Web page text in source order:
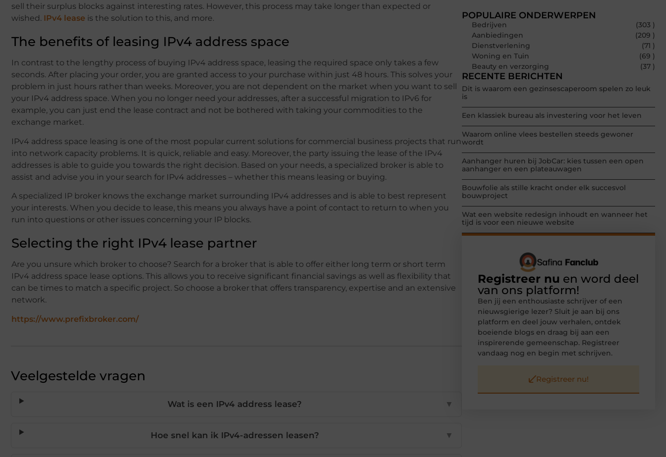
sell their surplus blocks against interesting rates. However, this process may take longer than expected or
wished. IPv4 lease is the solution to this, and more.
The benefits of leasing IPv4 address space
In contrast to the lengthy process of buying IPv4 address space, leasing the required space only takes a few
seconds. After placing your order, you are granted access to your purchase within just 48 hours. This solves your
problem in just hours rather than weeks. Moreover, you are not dependent on the market when you want to sell
your IPv4 address space. When you no longer need your addresses, after a successful migration to IPv6 for
example, you can just end the lease contract and not be bothered with taking your commodities to the
exchange market.
IPv4 address space leasing is one of the most popular current solutions for commercial business projects that run
into network capacity problems. It is quick, reliable and easy. Moreover, the party issuing the lease of the IPv4
addresses is able to guide you towards the right decision. Based on your needs, a specialized broker is able to
assist and advise you in your search for IPv4 addresses – whether this means leasing or buying.
A specialized IP broker knows the exchange market surrounding IPv4 addresses and is able to best represent
your interests. When you decide to lease, this means you always have a point of contact to return to when you
run into questions or other issues concerning your IP blocks.
Selecting the right IPv4 lease partner
Are you unsure which broker to choose? Search for a broker that is able to offer either long term or short term
IPv4 address space lease options. This allows you to receive significant financial savings as well as flexibility that
can be times to match a specific project. So choose a broker that offers transparency, expertise and an extensive
network.
https://www.prefixbroker.com/
Veelgestelde vragen
Wat is een IPv4 address lease? ▼
Hoe snel kan ik IPv4-adressen leasen? ▼
POPULAIRE ONDERWERPEN
Bedrijven
(303 )
Aanbiedingen
(209 )
Dienstverlening
(71 )
Woning en Tuin
(69 )
Beauty en verzorging
(37 )
RECENTE BERICHTEN
Dit is waarom een gezinsescaperoom spelen zo leuk
is
Een klassiek bureau als investering voor het leven
Waarom online vlees bestellen steeds gewoner
wordt
Aanhanger huren bij JobCar: kies tussen een open
aanhanger en een plateauwagen
Bouwfolie als stille kracht onder elk succesvol
bouwproject
Wat een website redesign inhoudt en wanneer het
tijd is voor een nieuwe website
Registreer nu en word deel
van ons platform!
Ben jij een enthousiaste schrijver of een
nieuwsgierige lezer? Sluit je aan bij ons
platform en deel jouw verhalen, ontdek
boeiende blogs en draag bij aan een
inspirerende gemeenschap. Registreer
vandaag nog en begin met schrijven.
Registreer nu!